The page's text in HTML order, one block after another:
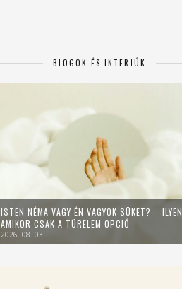
BLOGOK ÉS INTERJÚK
ISTEN NÉMA VAGY ÉN VAGYOK SÜKET? – ILYEN,
AMIKOR CSAK A TÜRELEM OPCIÓ
2026. 08. 03.